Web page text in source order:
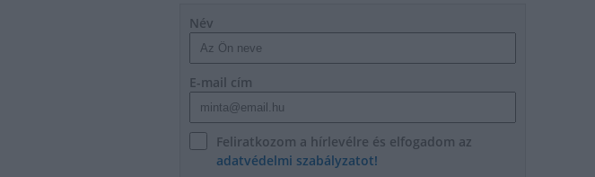
Név
E-mail cím
Feliratkozom a hírlevélre és elfogadom az
adatvédelmi szabályzatot!